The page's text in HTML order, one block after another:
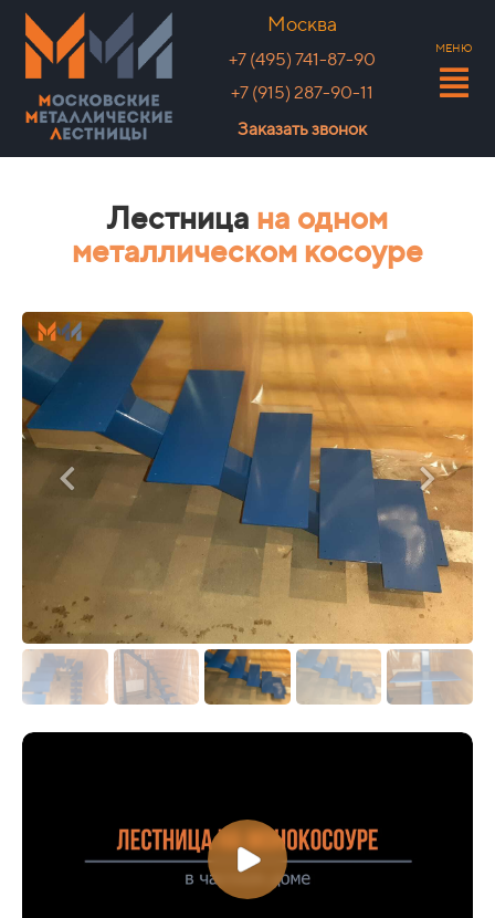
Москва
+7 (495) 741-87-90
+7 (915) 287-90-11
Заказать звонок
МЕНЮ
Лестница на одном
металлическом косоуре